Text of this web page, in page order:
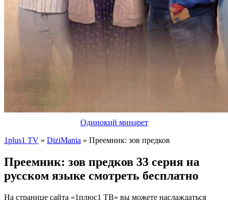
Одинокий минарет
1plus1 TV » DiziMania » Преемник: зов предков
Преемник: зов предков 33 серия на
русском языке смотреть бесплатно
На странице сайта «1плюс1 ТВ» вы можете наслаждаться